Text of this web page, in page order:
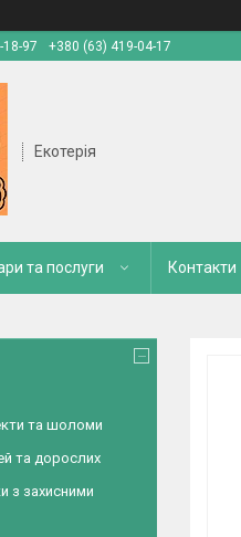
97
+380 (63) 419-04-17
Екотерія
та послуги Контакти
та шоломи
та дорослих
з захисними